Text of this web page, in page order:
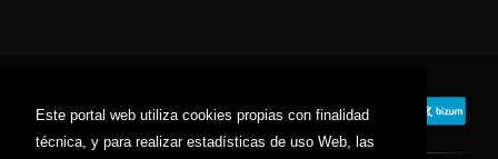
Este portal web utiliza cookies propias con finalidad
técnica, y para realizar estadísticas de uso Web, las